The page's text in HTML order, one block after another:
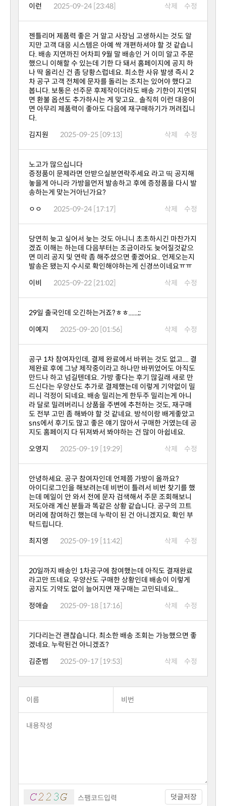
이런 2025-09-24 [23:48] 삭제 수정
다.
김지원
2025-09-25 [09:13] 삭제 수정
노고가 많으십니다
송하는게 맞는거아닌가요?
ㅇㅇ
2025-09-24 [17:17] 삭제 수정
발송은 됐는지 수시로 확인해야하는게 신경쓰이네요ㅠㅠ
이비
2025-09-22 [21:02] 삭제 수정
29일 출국인데 오긴하는거죠?ㅎㅎ......;;
이예지
2025-09-20 [01:56] 삭제 수정
지도 홈페이지 다 뒤져봐서 봐야하는 건 많이 아쉽네요.
오영지
2025-09-19 [19:29] 삭제 수정
안녕하세요. 공구 참여자인데 언제쯤 가방이 올까요?
탁드립니다.
최지영
2025-09-19 [11:42] 삭제 수정
공지도 기약도 없이 늘어지면 재구매는 고민되네요...
정애슬
2025-09-18 [17:16] 삭제 수정
겠네요. 누락된건 아니겠죠?
김준범
2025-09-17 [19:53] 삭제 수정
덧글저장